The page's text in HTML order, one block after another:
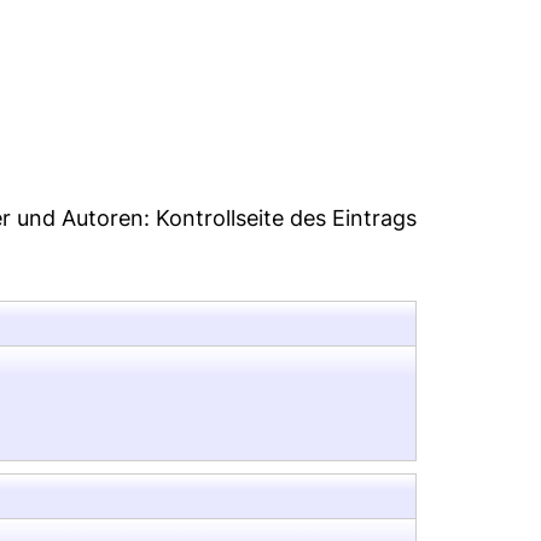
und Autoren: Kontrollseite des Eintrags